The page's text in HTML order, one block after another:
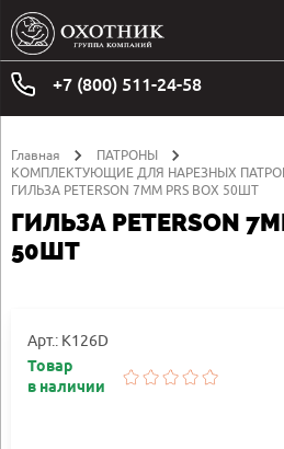
+7 (800) 511-24-58
Главная
ПАТРОНЫ
КОМПЛЕКТУЮЩИЕ ДЛЯ НАРЕЗНЫХ
ГИЛЬЗА PETERSON 7MM PRS BOX 50ШТ
ГИЛЬЗА PETERSON
50ШТ
Арт.: K126D
Товар
в наличии